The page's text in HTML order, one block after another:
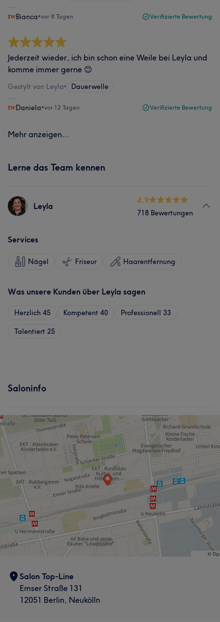
Bianca•vor 8 Tagen Verifizierte Bewertung
Jederzeit wieder, ich bin schon eine Weile bei Leyla und
komme immer gerne 😊
Gestylt von Leyla• Dauerwelle
Daniela•vor 12 Tagen Verifizierte Bewertung
Mehr anzeigen...
Lerne das Team kennen
Leyla
4.9
718 Bewertungen
Services
Nägel Friseur Haarentfernung
Was unsere Kunden über Leyla sagen
Herzlich 45 Kompetent 40 Professionell 33
Talentiert 25
Saloninfo
Salon Top-Line
Emser Straße 131
12051 Berlin, Neukölln